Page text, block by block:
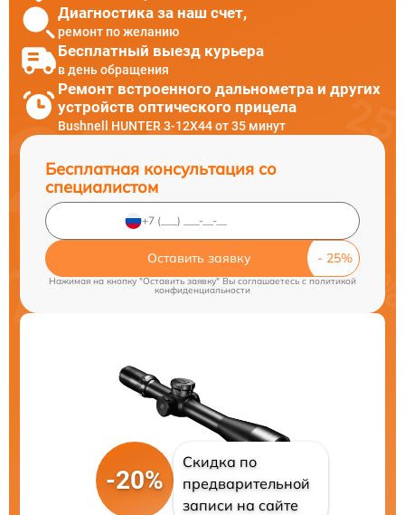
Диагностика за наш счет,
ремонт по желанию
Бесплатный выезд курьера
в день обращения
Ремонт встроенного дальнометра и других
устройств оптического прицела
Bushnell HUNTER 3-12X44 от 35 минут
Бесплатная консультация со
специалистом
Оставить заявку
Нажимая на кнопку "Оставить заявку" Вы соглашаетесь cполитикой
конфиденциальности
-20%
Скидка по
предварительной
записи на сайте